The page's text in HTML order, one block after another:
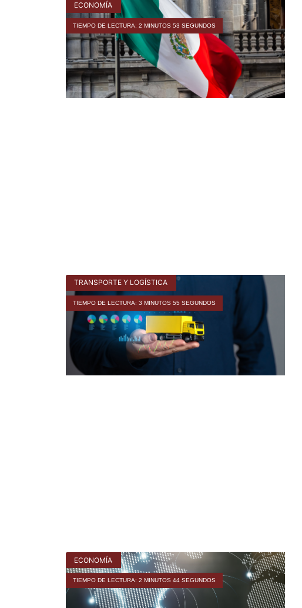
ECONOMÍA
TIEMPO DE LECTURA: 2 MINUTOS 53 SEGUNDOS
TRANSPORTE Y LOGÍSTICA
TIEMPO DE LECTURA: 3 MINUTOS 55 SEGUNDOS
ECONOMÍA
TIEMPO DE LECTURA: 2 MINUTOS 44 SEGUNDOS